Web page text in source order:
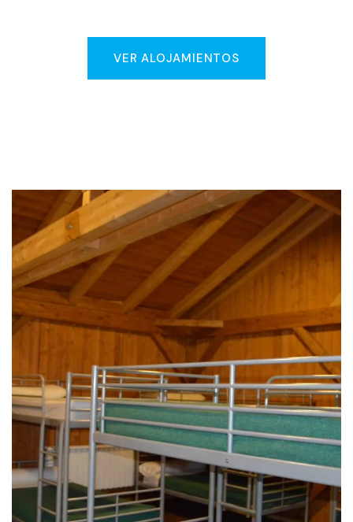
VER ALOJAMIENTOS